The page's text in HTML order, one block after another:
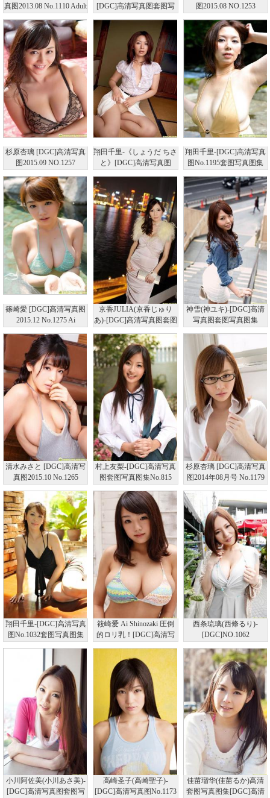
真图2013.08 No.1110 Adult
[DGC]高清写真图套图写
图2015.08 NO.1253
杉原杏璃 [DGC]高清写真
图2015.09 NO.1257
翔田千里-《しょうだ ちさ
と》[DGC]高清写真图
翔田千里-[DGC]高清写真
图No.1195套图写真图集
篠崎愛 [DGC]高清写真图
2015.12 No.1275 Ai
京香JULIA(京香じゅり
あ)-[DGC]高清写真图套图
神雪(神ユキ)-[DGC]高清
写真图套图写真图集
清水みさと [DGC]高清写
真图2015.10 No.1265
村上友梨-[DGC]高清写真
图套图写真图集No.815
杉原杏璃 [DGC]高清写真
图2014年08月号 No.1179
翔田千里-[DGC]高清写真
图No.1032套图写真图集
筱崎爱 Ai Shinozaki 圧倒
的ロリ乳！[DGC]高清写
西条琉璃(西條るり)-
[DGC]NO.1062
小川阿佐美(小川あさ美)-
[DGC]高清写真图套图写
高崎圣子(高崎聖子)-
[DGC]高清写真图No.1173
佳苗瑠华(佳苗るか)高清
套图写真图集[DGC]高清